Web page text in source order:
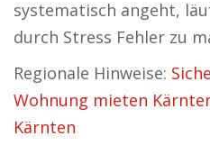
systematisch angeht,
durch Stress Fehler zu
Regionale Hinweise:
Wohnung mieten
Kärnten